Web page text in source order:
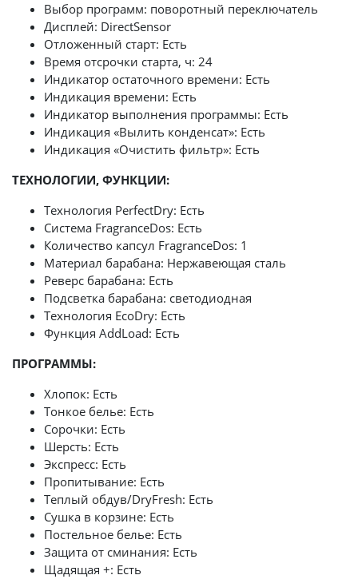
Выбор программ: поворотный переключатель
Дисплей: DirectSensor
Отложенный старт: Есть
Время отсрочки старта, ч: 24
Индикатор остаточного времени: Есть
Индикация времени: Есть
Индикатор выполнения программы: Есть
Индикация «Вылить конденсат»: Есть
Индикация «Очистить фильтр»: Есть
ТЕХНОЛОГИИ, ФУНКЦИИ:
Технология PerfectDry: Есть
Система FragranceDos: Есть
Количество капсул FragranceDos: 1
Материал барабана: Нержавеющая сталь
Реверс барабана: Есть
Подсветка барабана: светодиодная
Технология EcoDry: Есть
Функция AddLoad: Есть
ПРОГРАММЫ:
Хлопок: Есть
Тонкое белье: Есть
Сорочки: Есть
Шерсть: Есть
Экспресс: Есть
Пропитывание: Есть
Теплый обдув/DryFresh: Есть
Сушка в корзине: Есть
Постельное белье: Есть
Защита от сминания: Есть
Щадящая +: Есть